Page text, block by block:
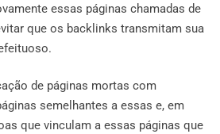
essas páginas chamadas de
que os backlinks transmitam sua
de páginas mortas com
semelhantes a essas e, em
que vinculam a essas páginas que